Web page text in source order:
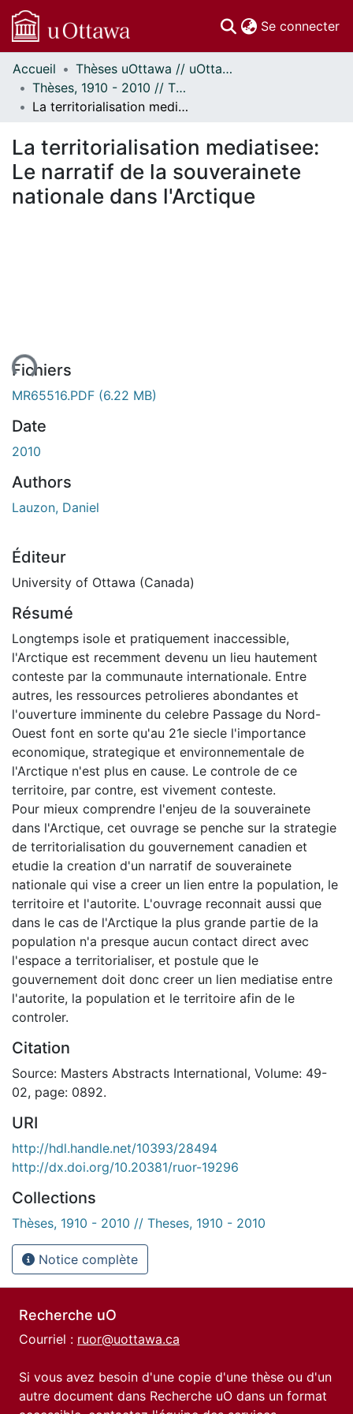
Se connecter
Communautés
et collections
Parcourir
À propos
Accueil
Thèses uOttawa // uOttawa Theses
Thèses, 1910 - 2010 // Theses, 1910 - 2010
La territorialisation mediatisee: Le narratif de la souverainete nationale dans l'Arctique
La territorialisation mediatisee:
Le narratif de la souverainete
nationale dans l'Arctique
Fichiers
MR65516.PDF (6.22 MB)
Date
2010
Authors
Lauzon, Daniel
Éditeur
University of Ottawa (Canada)
Résumé
Longtemps isole et pratiquement inaccessible,
l'Arctique est recemment devenu un lieu hautement
conteste par la communaute internationale. Entre
autres, les ressources petrolieres abondantes et
l'ouverture imminente du celebre Passage du Nord-
Ouest font en sorte qu'au 21e siecle l'importance
economique, strategique et environnementale de
l'Arctique n'est plus en cause. Le controle de ce
territoire, par contre, est vivement conteste.
Pour mieux comprendre l'enjeu de la souverainete
dans l'Arctique, cet ouvrage se penche sur la strategie
de territorialisation du gouvernement canadien et
etudie la creation d'un narratif de souverainete
nationale qui vise a creer un lien entre la population, le
territoire et l'autorite. L'ouvrage reconnait aussi que
dans le cas de l'Arctique la plus grande partie de la
population n'a presque aucun contact direct avec
l'espace a territorialiser, et postule que le
gouvernement doit donc creer un lien mediatise entre
l'autorite, la population et le territoire afin de le
controler.
Citation
Source: Masters Abstracts International, Volume: 49-
02, page: 0892.
URI
http://hdl.handle.net/10393/28494
http://dx.doi.org/10.20381/ruor-19296
Collections
Thèses, 1910 - 2010 // Theses, 1910 - 2010
Notice complète
Recherche uO
Courriel : ruor@uottawa.ca
Si vous avez besoin d'une copie d'une thèse ou d'un
autre document dans Recherche uO dans un format